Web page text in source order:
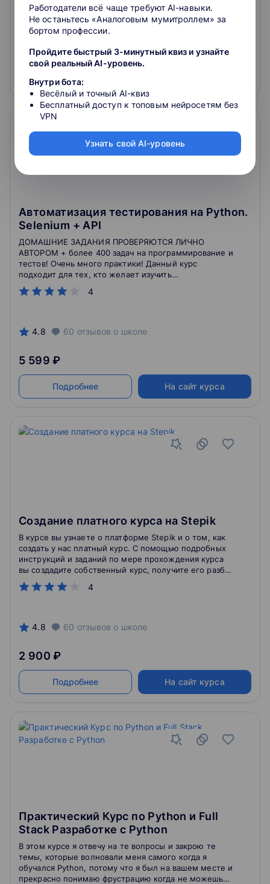
личным портфолио. Вы научитесь работать с базами
данных (БД): сможете писать код на языке SQL, а так
же опрашивать БД на стороне приложения,
4.8 60отзывово школе
8 900 ₽
Подробнее
Автоматизация тестирования на Python.
Selenium + API
4
ДОМАШНИЕ ЗАДАНИЯ ПРОВЕРЯЮТСЯ ЛИЧНО
АВТОРОМ + более 400 задач на программирование и
тестов! Очень много практики! Данный курс
подходит для тех, кто желает изучить
программирование на Python 3, а так же освоить
очень востребованную и высокооплачиваемую
Selenium и Requests! Так же он подойдет для тех кто
уже работает тестировщиком или в сфере IT.
4.8 60 отзывов о школе
5 599 ₽
Подробнее На сайт курса
Создание платного курса на Stepik
4
В курсе вы узнаете о платформе Stepik и о том, как
создать у нас платный курс. С помощью подробных
инструкций и заданий по мере прохождения курса
вы создадите собственный курс, получите его разбор
и консультации от команды платформы.
4.8 60 отзывов о школе
2 900 ₽
Подробнее На сайт курса
Практический Курс по Python и Full
Stack Разработке с Python
В этом курсе я отвечу на те вопросы и закрою те
темы, которые волновали меня самого когда я
обучался Python, потому что я был на вашем месте и
прекрасно понимаю фрустрацию когда не можешь
Работодатели всё чаще требуют AI-навыки.
Не останьтесь «Аналоговым мумитроллем» за
бортом профессии.
Пройдите быстрый 3-минутный квиз и узнайте
свой реальный AI-уровень.
Внутри бота:
Весёлый и точный AI-квиз
Бесплатный доступ к топовым нейросетям без
VPN
Узнать свой AI-уровень